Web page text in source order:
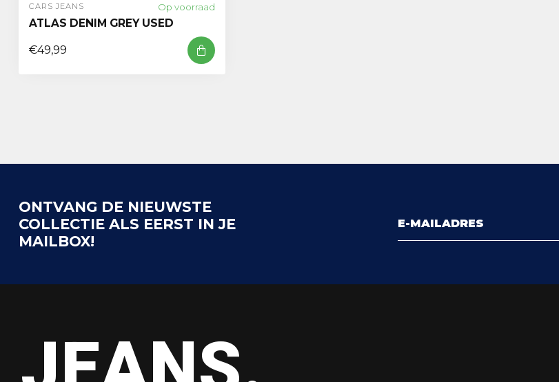
CARS JEANS Op voorraad
ATLAS DENIM GREY USED
€49,99
ONTVANG DE NIEUWSTE
COLLECTIE ALS EERST IN JE
MAILBOX!